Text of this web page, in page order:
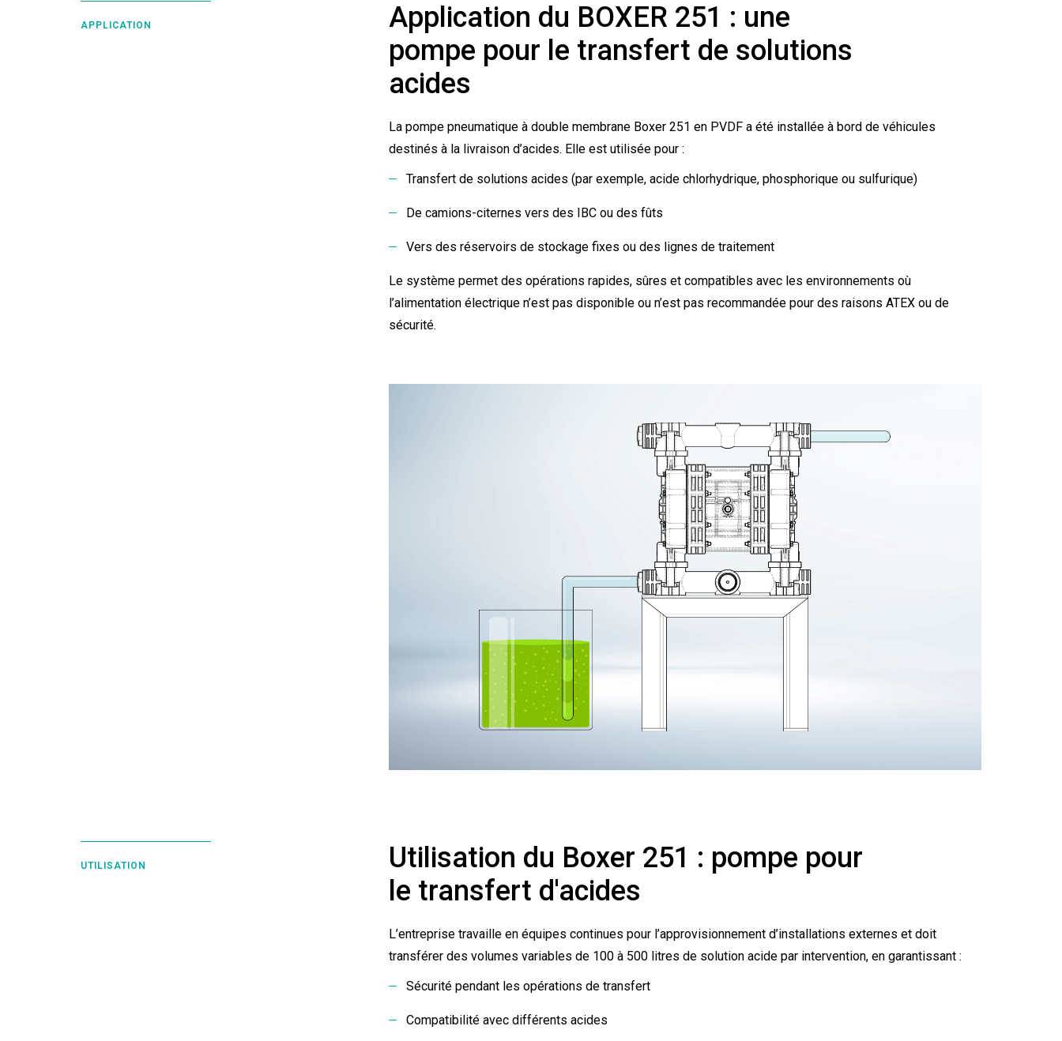
APPLICATION
Application du BOXER 251 : une
pompe pour le transfert de solutions
acides
La pompe pneumatique à double membrane Boxer 251 en PVDF a été installée à bord de véhicules
destinés à la livraison d’acides. Elle est utilisée pour :
Transfert de solutions acides (par exemple, acide chlorhydrique, phosphorique ou sulfurique)
De camions-citernes vers des IBC ou des fûts
Vers des réservoirs de stockage fixes ou des lignes de traitement
Le système permet des opérations rapides, sûres et compatibles avec les environnements où
l’alimentation électrique n’est pas disponible ou n’est pas recommandée pour des raisons ATEX ou de
sécurité.
UTILISATION
Utilisation du Boxer 251 : pompe pour
le transfert d'acides
L’entreprise travaille en équipes continues pour l’approvisionnement d’installations externes et doit
transférer des volumes variables de 100 à 500 litres de solution acide par intervention, en garantissant :
Sécurité pendant les opérations de transfert
Compatibilité avec différents acides